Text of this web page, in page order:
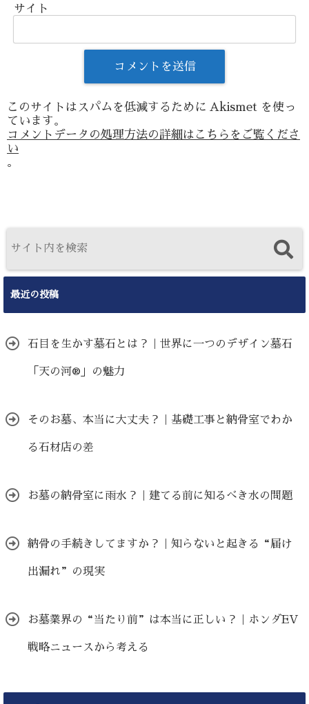
サイト
このサイトはスパムを低減するために Akismet を使っ
ています。
コメントデータの処理方法の詳細はこちらをご覧くださ
い
。
最近の投稿
石目を生かす墓石とは？｜世界に一つのデザイン墓石
「天の河®」の魅力
そのお墓、本当に大丈夫？｜基礎工事と納骨室でわか
る石材店の差
お墓の納骨室に雨水？｜建てる前に知るべき水の問題
納骨の手続きしてますか？｜知らないと起きる“届け
出漏れ”の現実
お墓業界の“当たり前”は本当に正しい？｜ホンダEV
戦略ニュースから考える